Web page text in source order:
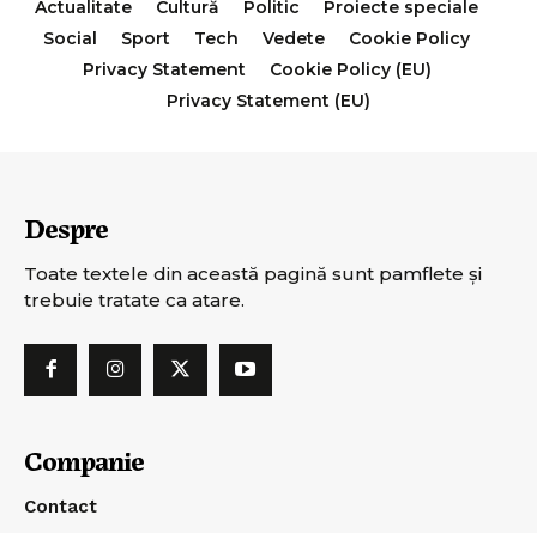
Actualitate Cultură Politic
Proiecte speciale
Social
Sport Tech Vedete
Cookie Policy
Privacy Statement
Cookie Policy (EU)
Privacy Statement (EU)
Despre
Toate textele din această pagină sunt pamflete şi
trebuie tratate ca atare.
Companie
Contact